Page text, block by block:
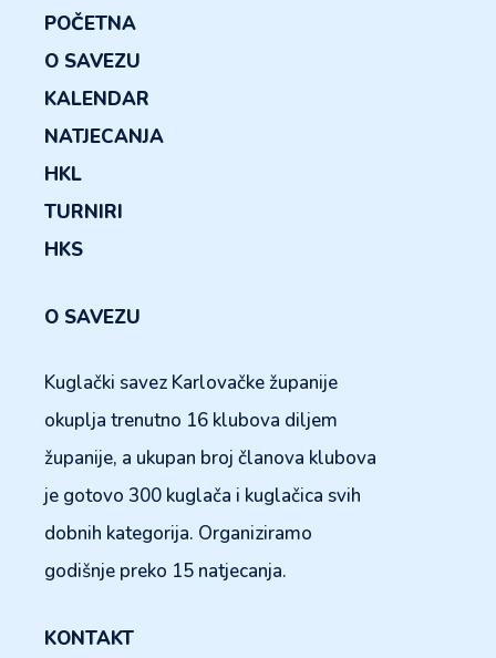
POČETNA
O SAVEZU
KALENDAR
NATJECANJA
HKL
TURNIRI
HKS
O SAVEZU
Kuglački savez Karlovačke županije
okuplja trenutno 16 klubova diljem
županije, a ukupan broj članova klubova
je gotovo 300 kuglača i kuglačica svih
dobnih kategorija. Organiziramo
godišnje preko 15 natjecanja.
KONTAKT